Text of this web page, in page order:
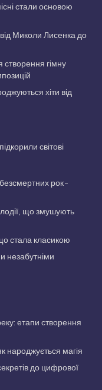
стали основою
Миколи Лисенка до
створення гімну
хіти від
світові
рок-
що змушують
стала класикою
незабутніми
етапи створення
народжується магія
до цифрової